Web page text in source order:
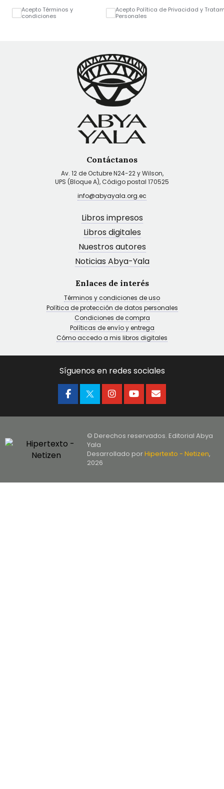
Acepto Términos y
condiciones
Acepto Política de Privacidad y
Personales
Contáctanos
Av. 12 de Octubre N24-22 y Wilson,
UPS (Bloque A), Código postal 170525
info@abyayala.org.ec
Libros impresos
Libros digitales
Nuestros autores
Noticias Abya-Yala
Enlaces de interés
Términos y condiciones de uso
Política de protección de datos personales
Condiciones de compra
Políticas de envío y entrega
Cómo accedo a mis libros digitales
Síguenos en redes sociales
© Derechos reservados. Editorial Abya
Yala
Desarrollado porHipertexto - Netizen,
2026